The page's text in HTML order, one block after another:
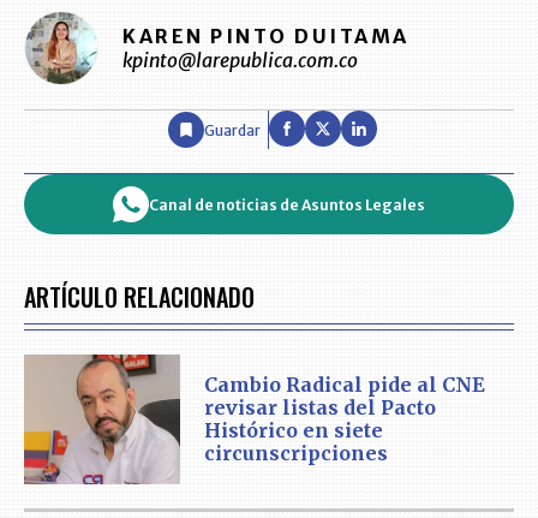
KAREN PINTO DUITAMA
kpinto@larepublica.com.co
Guardar
Canal de noticias de Asuntos Legales
ARTÍCULO RELACIONADO
Cambio Radical pide al CNE
revisar listas del Pacto
Histórico en siete
circunscripciones